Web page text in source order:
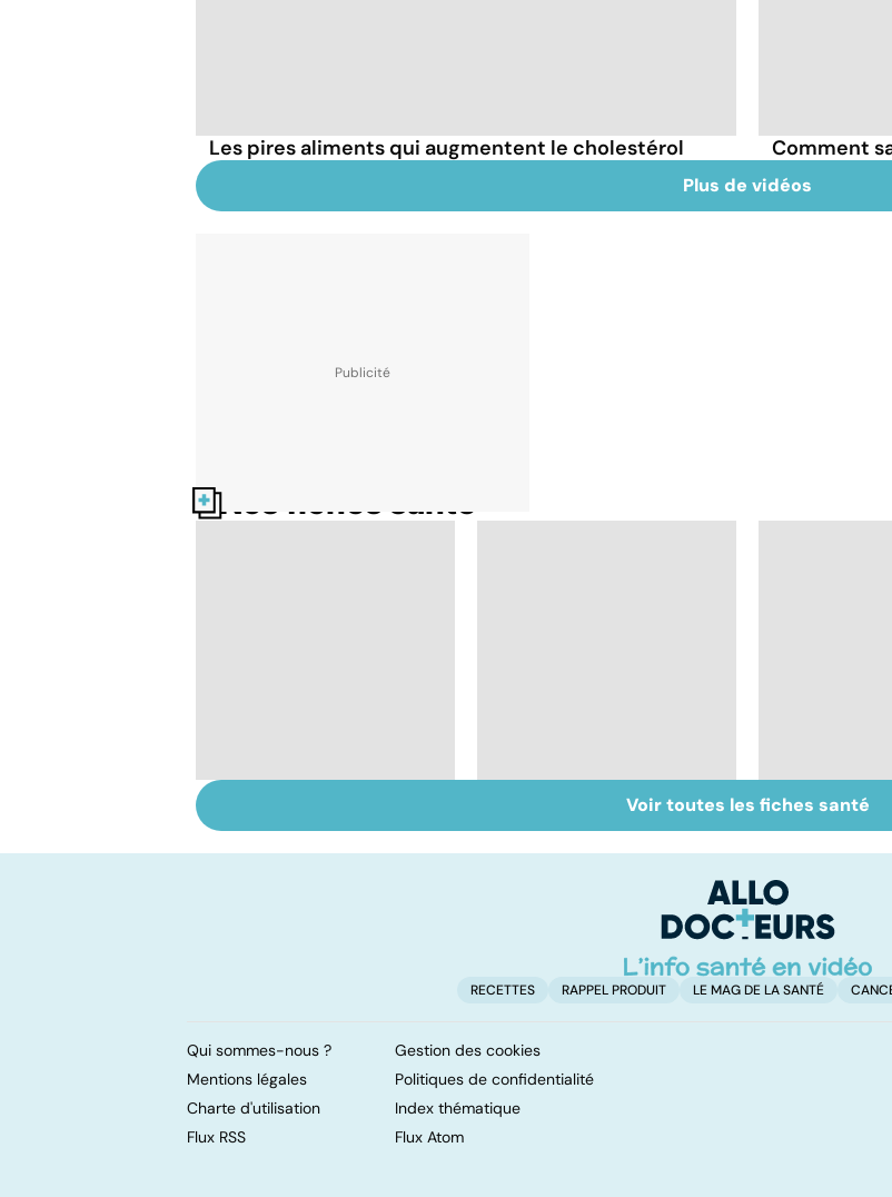
Les pires aliments qui augmentent le cholestérol Comment
Plus de vidéos
Nos fiches santé
hormonal : et si
Tout savoir sur les
infections
Voir toutes les fiches santé
RECETTES RAPPEL PRODUIT LE MAG DE LA SANTÉ
Qui sommes-nous ?
Gestion des cookies
Mentions légales
Politiques de confidentialité
Charte d'utilisation
Index thématique
Flux RSS
Flux Atom